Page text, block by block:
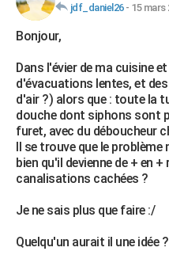
Retraite
Impôts
Epargne
Immobilier
Risques naturels par ville
Banque
Assurance
Crédit
AUTO
Essais
Réserver un essai
Citadines
Berlines
SUV
Forum auto
+HIGH-TECH
Mobiles
Meilleur smartphone
Internet
Ordinateurs
Jeux vidéo
Guide high-tech
+BRICOLAGE
Forum
Aménagement intérieur
Extérieur
Cuisine
Salle de bains
Jardinage
Rangement
WEEK-END
Guides de France
Escapades
Patrimoine
Expositions
Musées
Week-end nature
+LIFESTYLE
Art de vivre
Bien-être
Loisirs
Modes de vie
SANTE
Alimentation
Guide de la santé
Maladies
Médicaments
Sommeil
VOYAGE
Destinations
City break
Voyage nature
Voyage de noces
Forum
Climat
+PHOTO
jdf_daniel26- 15 mars
Bonjour,
Dans l'évier de ma cuisine
d'évacuations lentes, et
d'air ?) alors que : toute la
douche dont siphons sont
furet, avec du déboucheur
Il se trouve que le
bien qu'il devienne de + en
canalisations cachées ?
Je ne sais plus que faire :/
Quelqu'un aurait il une idée ?